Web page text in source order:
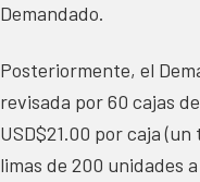
Demandado.
Posteriormente, el
revisada por 60 cajas
USD$21.00 por caja
limas de 200 unidades